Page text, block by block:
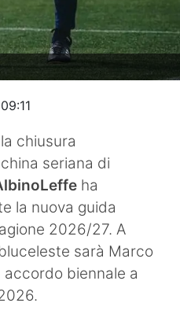
chiusura
seriana di
ha
la nuova guida
2026/27. A
sarà Marco
accordo biennale a